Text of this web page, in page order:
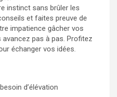
instinct sans brûler les
et faites preuve de
impatience gâcher vos
pas à pas. Profitez
échanger vos idées.
d’élévation